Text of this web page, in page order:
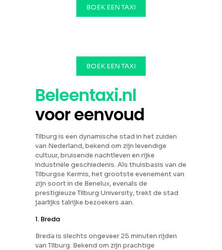
BOEK EEN TAXI
BOEK EEN TAXI
Beleentaxi.nl
voor eenvoud
Tilburg is een dynamische stad in het zuiden
van Nederland, bekend om zijn levendige
cultuur, bruisende nachtleven en rijke
industriële geschiedenis. Als thuisbasis van de
Tilburgse Kermis, het grootste evenement van
zijn soort in de Benelux, evenals de
prestigieuze Tilburg University, trekt de stad
jaarlijks talrijke bezoekers aan.
1. Breda
Breda is slechts ongeveer 25 minuten rijden
van Tilburg. Bekend om zijn prachtige